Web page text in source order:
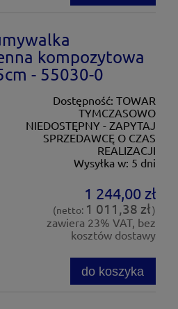
kompozytowa
- 55030-0
Dostępność: TOWAR
TYMCZASOWO
NIEDOSTĘPNY - ZAPYTAJ
SPRZEDAWCĘ O CZAS
REALIZACJI
Wysyłka w: 5 dni
1 244,00 zł
(netto: 1 011,38 zł)
zawiera 23% VAT, bez
kosztów dostawy
do koszyka